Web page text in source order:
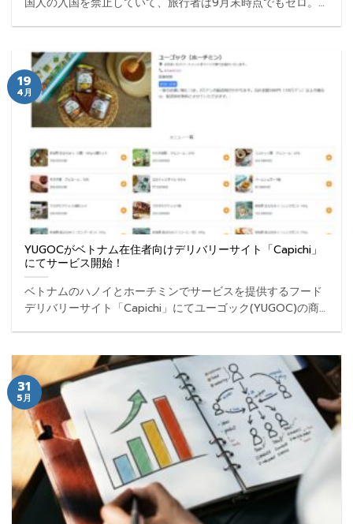
... ...
YUGOCがベトナム在住者向けデリバリーサイト「Capichi」
にてサービス開始！
ベトナムのハノイとホーチミンでサービスを提供するフード
デリバリーサイト「Capichi」にてユーゴック(YUGOC)の商
19
4月
31
5月